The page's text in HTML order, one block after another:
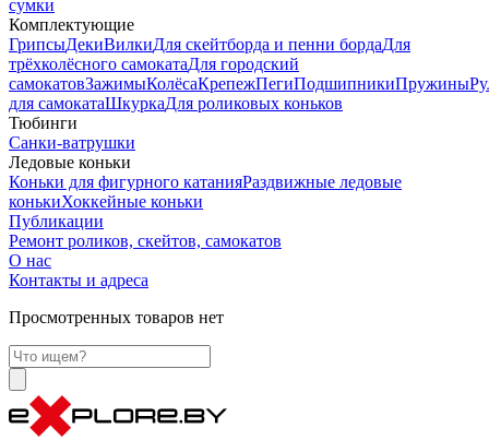
сумки
Комплектующие
ГрипсыДекиВилкиДля скейтборда и пенни бордаДля
трёхколёсного самокатаДля городский
самокатовЗажимыКолёсаКрепежПегиПодшипникиПружины
для самокатаШкуркаДля роликовых коньков
Тюбинги
Санки-ватрушки
Ледовые коньки
Коньки для фигурного катанияРаздвижные ледовые
конькиХоккейные коньки
Публикации
Ремонт роликов, скейтов, самокатов
О нас
Контакты и адреса
Просмотренных товаров нет